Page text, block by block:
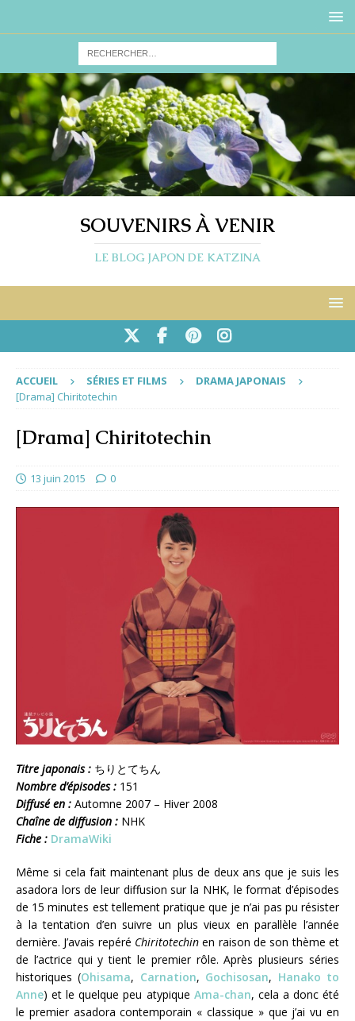
SOUVENIRS À VENIR
LE BLOG JAPON DE KATZINA
ACCUEIL SÉRIES ET FILMS
DRAMA JAPONAIS
[Drama] Chiritotechin
[Drama] Chiritotechin
13 juin 2015 0
Titre japonais : ちりとてちん
Nombre d’épisodes : 151
Diffusé en : Automne 2007 – Hiver 2008
Chaîne de diffusion : NHK
Fiche : DramaWiki
Même si cela fait maintenant plus de deux ans que je suis les
asadora lors de leur diffusion sur la NHK, le format d’épisodes
de 15 minutes est tellement pratique que je n’ai pas pu résister
à la tentation d’en suivre un plus vieux en parallèle l’année
dernière. J’avais repéré Chiritotechin en raison de son thème et
de l’actrice qui y tient le premier rôle. Après plusieurs séries
historiques (Ohisama, Carnation, Gochisosan, Hanako to
Anne) et le quelque peu atypique Ama-chan, cela a donc été
le premier asadora contemporain « classique » que j’ai vu en